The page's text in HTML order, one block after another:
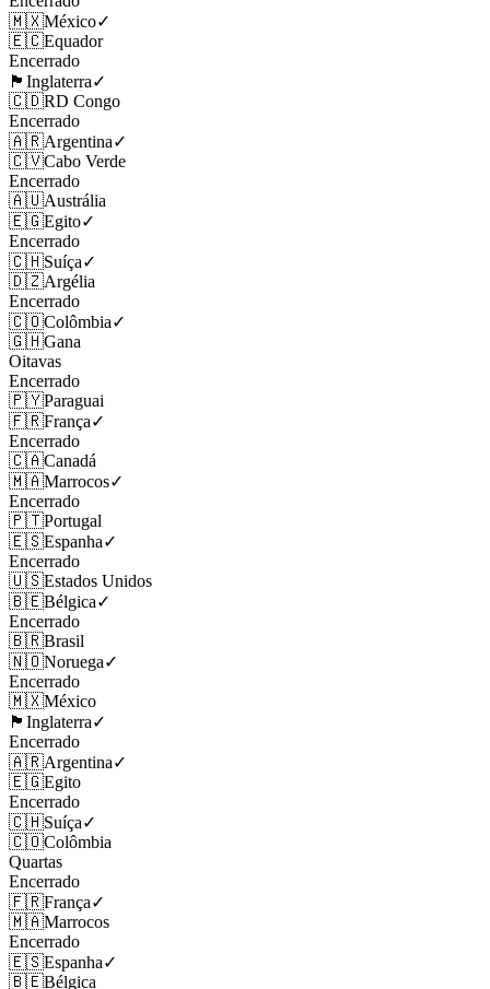
🇲🇽México✓
🇪🇨Equador
Encerrado
🏴󠁧󠁢󠁥󠁮󠁧󠁿 Inglaterra✓
🇨🇩RD Congo
Encerrado
🇦🇷Argentina✓
🇨🇻Cabo Verde
Encerrado
🇦🇺Austrália
🇪🇬Egito✓
Encerrado
🇨🇭Suíça✓
🇩🇿Argélia
Encerrado
🇨🇴Colômbia✓
🇬🇭Gana
Oitavas
Encerrado
🇵🇾Paraguai
🇫🇷França✓
Encerrado
🇨🇦Canadá
🇲🇦Marrocos✓
Encerrado
🇵🇹Portugal
🇪🇸Espanha✓
Encerrado
🇺🇸Estados Unidos
🇧🇪Bélgica✓
Encerrado
🇧🇷Brasil
🇳🇴Noruega✓
Encerrado
🇲🇽México
🏴󠁧󠁢󠁥󠁮󠁧󠁿 Inglaterra✓
Encerrado
🇦🇷Argentina✓
🇪🇬Egito
Encerrado
🇨🇭Suíça✓
🇨🇴Colômbia
Quartas
Encerrado
🇫🇷França✓
🇲🇦Marrocos
Encerrado
🇪🇸Espanha✓
🇧🇪Bélgica